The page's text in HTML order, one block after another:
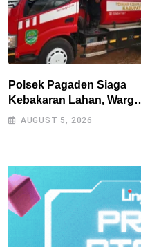
Polsek Pagaden Siaga
Kebakaran Lahan, Warga
Diimbau Tak Bakar
AUGUST 5, 2026